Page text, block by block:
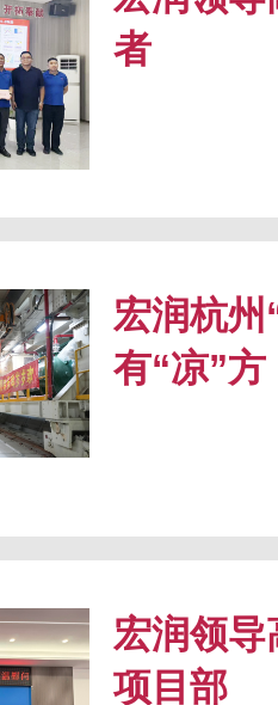
者
宏润杭州
有“凉”方
宏润领
项目部